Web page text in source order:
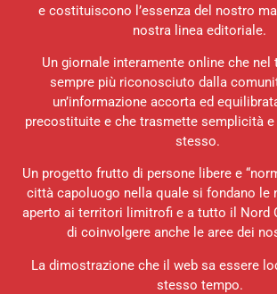
e costituiscono l’essenza del nostro
nostra linea editoriale.
Un giornale interamente online che nel
sempre più riconosciuto dalla
un’informazione accorta ed
precostituite e che trasmette semplicità
stesso.
Un progetto frutto di persone libere e
città capoluogo nella quale si fondano le
aperto ai territori limitrofi e a tutto il Nord
di coinvolgere anche le aree dei
La dimostrazione che il web sa essere
stesso tempo.